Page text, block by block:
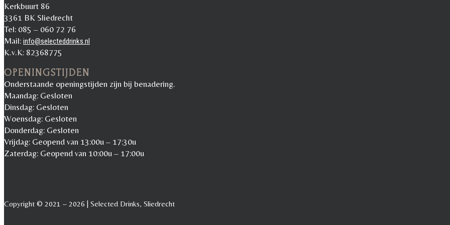
Kerkbuurt 86
3361 BK Sliedrecht
Tel: 085 – 060 72 76
Mail: info@selecteddrinks.nl
K.v.K: 82368775
OPENINGSTIJDEN
Onderstaande openingstijden zijn bij benadering.
Maandag: Gesloten
Dinsdag: Gesloten
Woensdag: Gesloten
Donderdag: Gesloten
Vrijdag: Geopend van 13:00u – 17:30u
Zaterdag: Geopend van 10:00u – 17:00u
Copyright © 2021 – 2026 | Selected Drinks, Sliedrecht